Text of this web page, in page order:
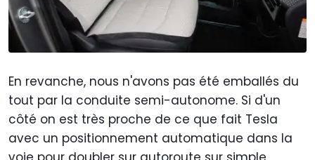
En revanche, nous n'avons pas été emballés du
tout par la conduite semi-autonome. Si d'un
côté on est très proche de ce que fait Tesla
avec un positionnement automatique dans la